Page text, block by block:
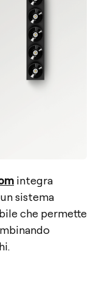
integra
sistema
che permette